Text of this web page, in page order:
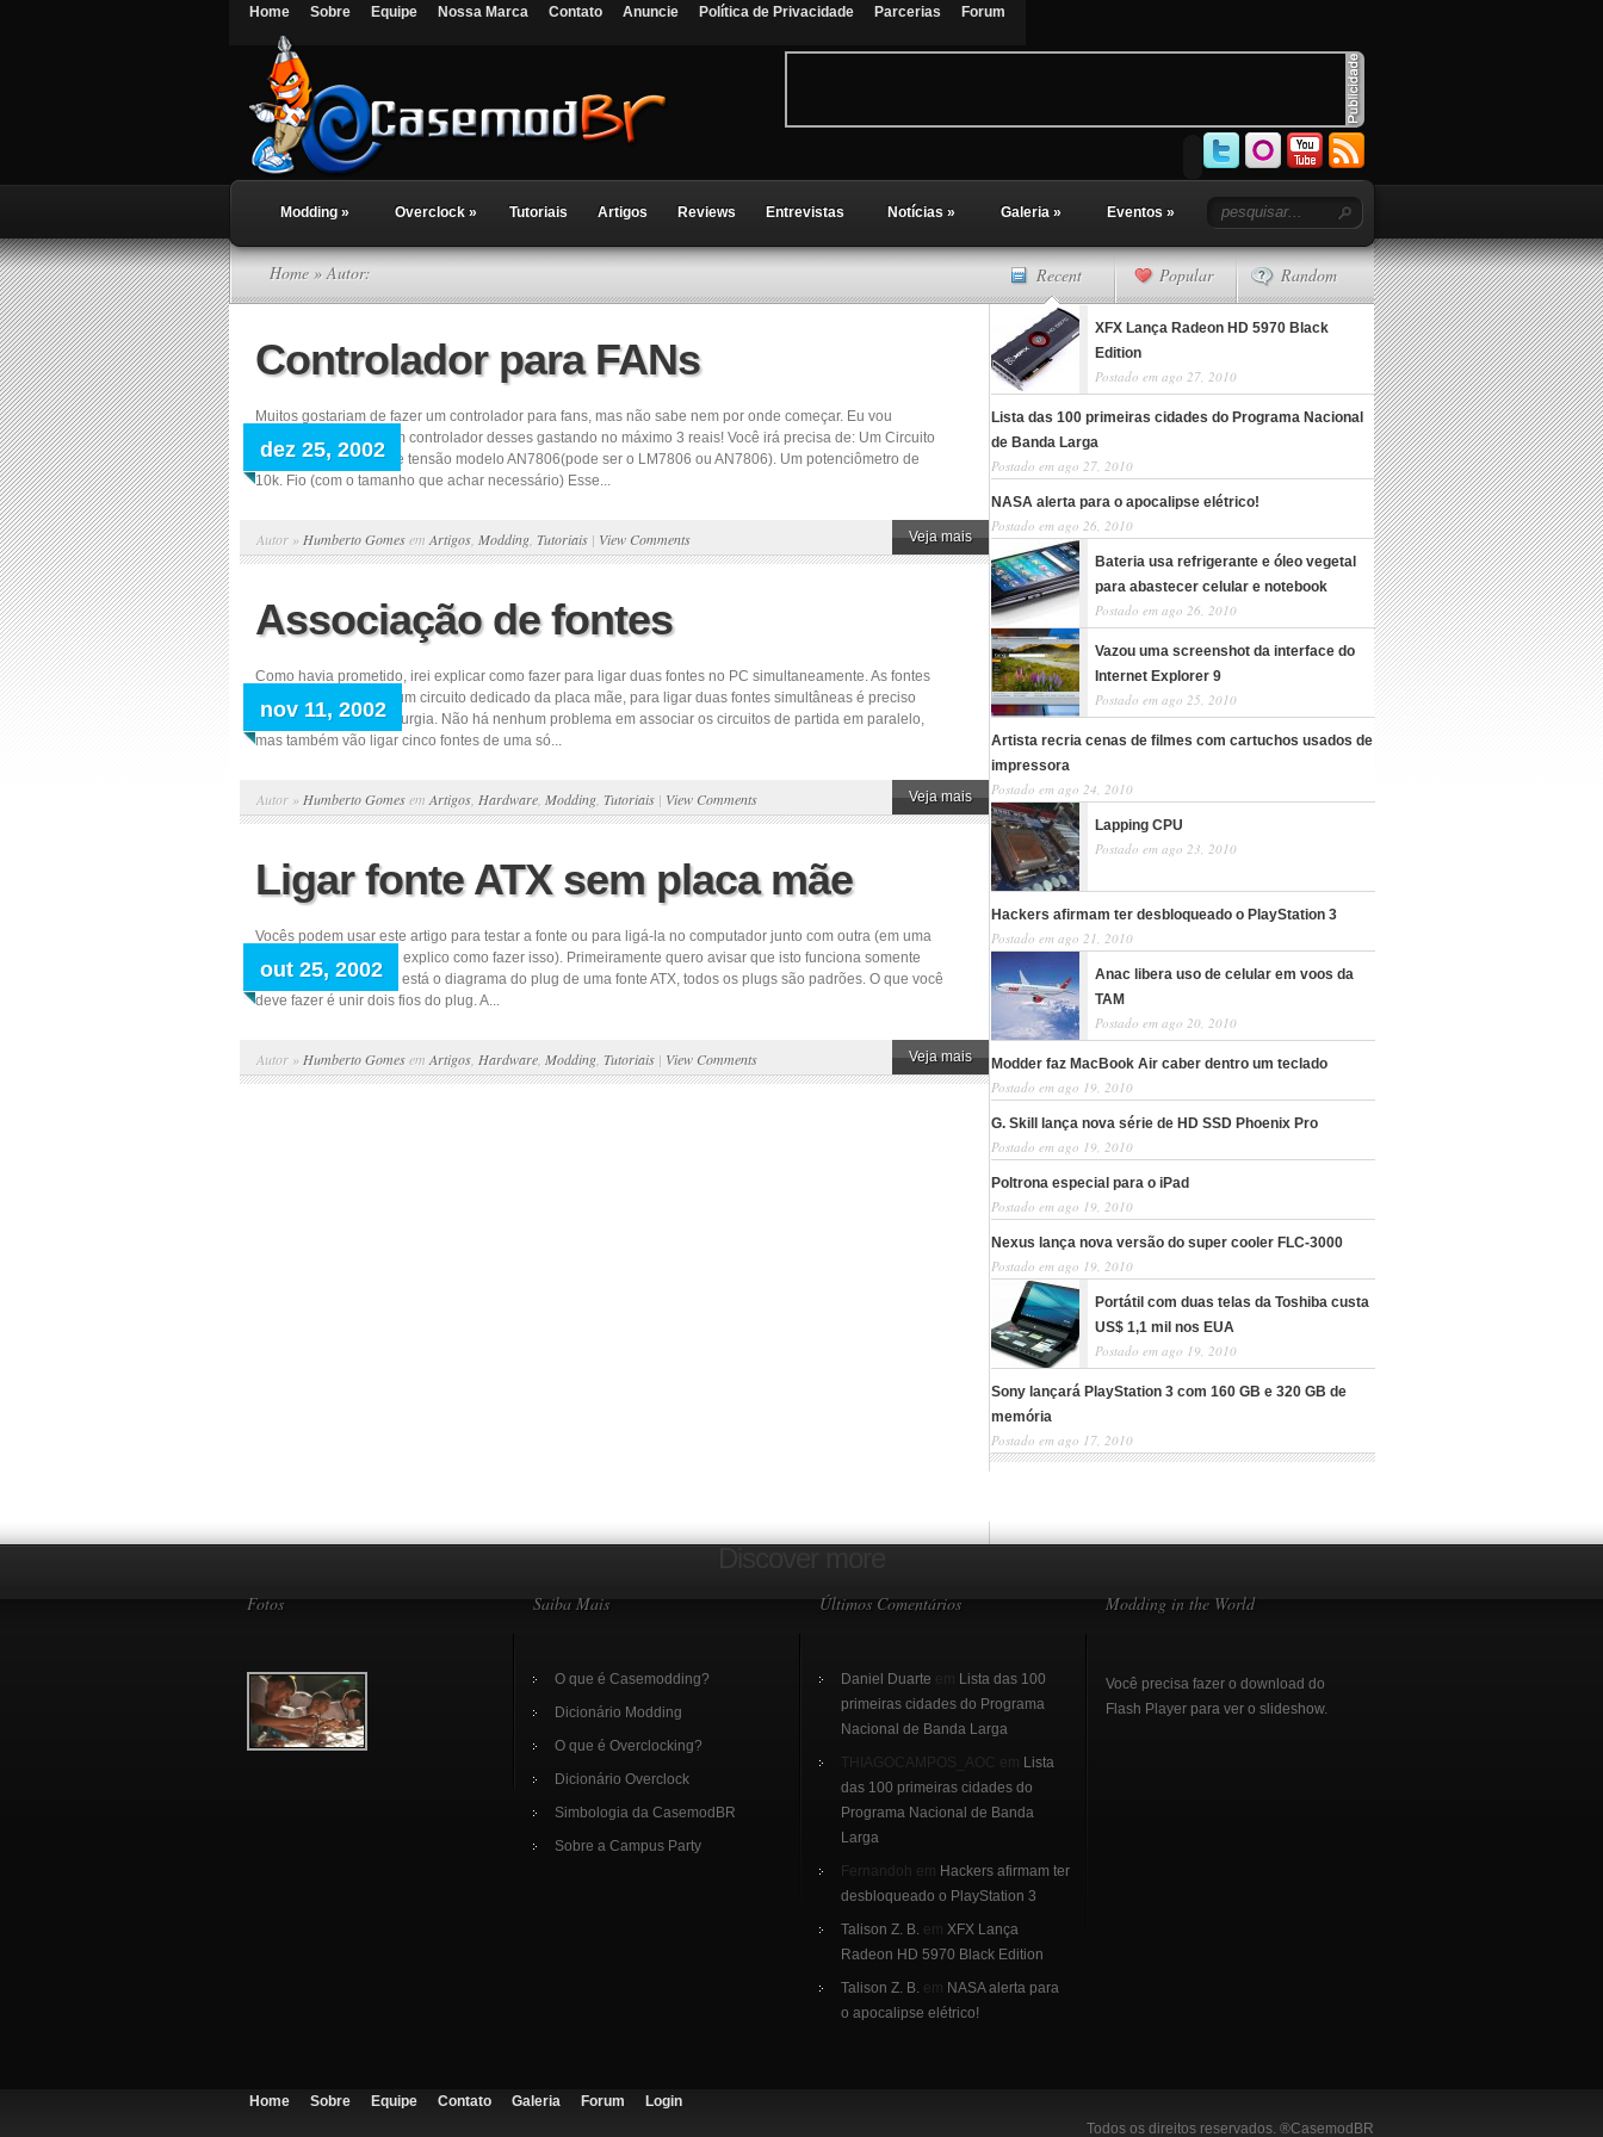
Home Sobre Equipe Nossa Marca Contato Anuncie Política de Privacidade Parcerias Forum
Modding » Overclock » Tutoriais Artigos Reviews Entrevistas Notícias » Galeria » Eventos »
Home » Autor:
Controlador para FANs
dez 25, 2002
Muitos gostariam de fazer um controlador para fans, mas não sabe nem por onde começar. Eu vou
explicar como fazer um controlador desses gastando no máximo 3 reais! Você irá precisa de: Um Circuito
Integrado regulador de tensão modelo AN7806(pode ser o LM7806 ou AN7806). Um potenciômetro de
10k. Fio (com o tamanho que achar necessário) Esse...
Autor » Humberto Gomesem Artigos Modding Tutoriais | View Comments Veja mais
Associação de fontes
nov 11, 2002
Como havia prometido, irei explicar como fazer para ligar duas fontes no PC simultaneamente. As fontes
ATXs são ligadas por um circuito dedicado da placa mãe, para ligar duas fontes simultâneas é preciso
fazer uma pequena cirurgia. Não há nenhum problema em associar os circuitos de partida em paralelo,
mas também vão ligar cinco fontes de uma só...
Autor » Humberto Gomesem Artigos Hardware Modding Tutoriais | View Comments Veja mais
Ligar fonte ATX sem placa mãe
out 25, 2002
Vocês podem usar este artigo para testar a fonte ou para ligá-la no computador junto com outra (em uma
outra oportunidade eu explico como fazer isso). Primeiramente quero avisar que isto funciona somente
em fontes ATX. Abaixo está o diagrama do plug de uma fonte ATX, todos os plugs são padrões. O que você
deve fazer é unir dois fios do plug. A...
Autor » Humberto Gomesem Artigos Hardware Modding Tutoriais | View Comments Veja mais
Recent Popular Random
XFX Lança Radeon HD 5970 Black
Edition
Postado em ago 27, 2010
Lista das 100 primeiras cidades do Programa Nacional
de Banda Larga
Postado em ago 27, 2010
NASA alerta para o apocalipse elétrico!
Postado em ago 26, 2010
Bateria usa refrigerante e óleo vegetal
para abastecer celular e notebook
Postado em ago 26, 2010
Vazou uma screenshot da interface do
Internet Explorer 9
Postado em ago 25, 2010
Artista recria cenas de filmes com cartuchos usados de
impressora
Postado em ago 24, 2010
Lapping CPU
Postado em ago 23, 2010
Hackers afirmam ter desbloqueado o PlayStation 3
Postado em ago 21, 2010
Anac libera uso de celular em voos da
TAM
Postado em ago 20, 2010
Modder faz MacBook Air caber dentro um teclado
Postado em ago 19, 2010
G. Skill lança nova série de HD SSD Phoenix Pro
Postado em ago 19, 2010
Poltrona especial para o iPad
Postado em ago 19, 2010
Nexus lança nova versão do super cooler FLC-3000
Postado em ago 19, 2010
Portátil com duas telas da Toshiba custa
US$ 1,1 mil nos EUA
Postado em ago 19, 2010
Sony lançará PlayStation 3 com 160 GB e 320 GB de
memória
Postado em ago 17, 2010
Fotos Saiba Mais
O que é Casemodding?
Dicionário Modding
O que é Overclocking?
Dicionário Overclock
Simbologia da CasemodBR
Sobre a Campus Party
Últimos Comentários
Daniel Duarte
Lista das 100
primeiras cidades do Programa
Nacional de Banda Larga
THIAGOCAMPOS_AOC em
Lista
das 100 primeiras cidades do
Programa Nacional de Banda
Larga
Fernandoh em Hackers afirmam ter
desbloqueado o PlayStation 3
Talison Z. B. em XFX Lança
Radeon HD 5970 Black Edition
Talison Z. B. em NASA alerta para
o apocalipse elétrico!
Modding in the World
Você precisa fazer o download do
Flash Player para ver o slideshow.
Home Sobre Equipe Contato Galeria Forum
Login
Todos os direitos reservados. ®CasemodBR